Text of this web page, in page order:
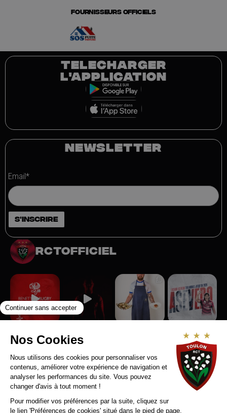
FOURNISSEURS OFFICIELS
TELECHARGER
L'APPLICATION
NEWSLETTER
Email*
rctofficiel
Suivez-nous sur Instagram